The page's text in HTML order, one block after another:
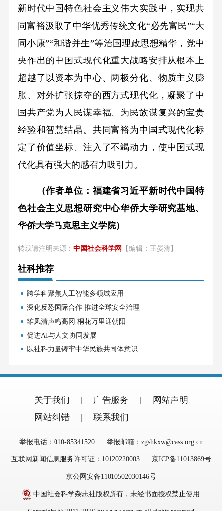
新时代中国特色社会主义伟大实践中，实现共
同富裕汲取了中华优秀传统文化“必先富民”“大
同小康”“和谐并生”等治国理政思想精华，党中
央作出的中国式现代化重大战略安排从根本上
超越了以资本为中心、两极分化、物质主义膨
胀、对外扩张掠夺的西方式现代化，凝聚了中
国共产党为人民谋幸福、为民族谋复兴的宝贵
经验和智慧结晶。共同富裕为中国式现代化标
定了价值坐标、注入了不竭动力，使中国式现
代化具有强大的感召力吸引力。
（作者单位：福建省习近平新时代中国特
色社会主义思想研究中心华侨大学研究基地、
华侨大学马克思主义学院）
转载请注明来源： 中国社会科学网 【编辑：王晏清】
社科推荐
跨学科聚焦人工智能多领域应用
深化反恐国际合作 推进全球安全治理
雏凤清声鸣高冈 桐花万里迎朝阳
促进AI与人文协同发展
以社科力量铸牢中华民族共同体意识
关于我们 广告服务
网站声明
网站纠错
联系我们
举报电话：010-85341520 举报邮箱：zgshkxw@cass.org.cn
互联网新闻信息服务许可证：10120220003 京ICP备11013869号
京公网安备11010502030146号
中国社会科学杂志社版权所有，未经书面授权禁止使用